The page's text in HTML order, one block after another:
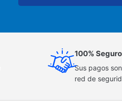
100% Seguro
Sus pagos
red de